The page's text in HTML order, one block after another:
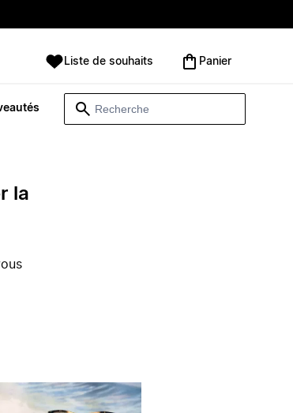
Liste de souhaits Panier
la